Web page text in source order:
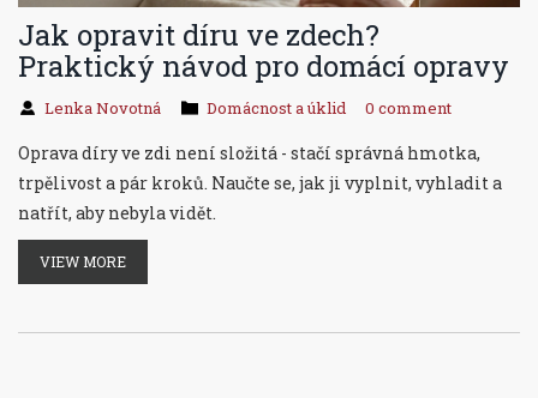
Jak opravit díru ve zdech?
Praktický návod pro domácí opravy
Lenka Novotná Domácnost a úklid 0 comment
Oprava díry ve zdi není složitá - stačí správná hmotka,
trpělivost a pár kroků. Naučte se, jak ji vyplnit, vyhladit a
natřít, aby nebyla vidět.
VIEW MORE